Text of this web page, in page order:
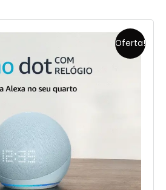
Oferta!